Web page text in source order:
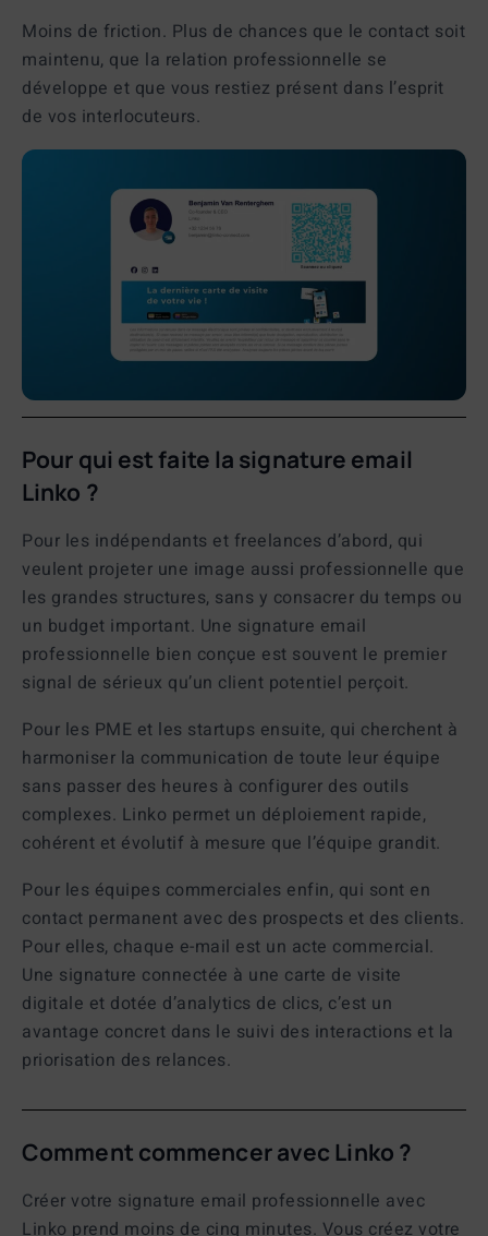
Moins de friction. Plus de chances que le contact soit
maintenu, que la relation professionnelle se
développe et que vous restiez présent dans l’esprit
de vos interlocuteurs.
Pour qui est faite la signature email
Linko ?
Pour les indépendants et freelances d’abord, qui
veulent projeter une image aussi professionnelle que
les grandes structures, sans y consacrer du temps ou
un budget important. Une signature email
professionnelle bien conçue est souvent le premier
signal de sérieux qu’un client potentiel perçoit.
Pour les PME et les startups ensuite, qui cherchent à
harmoniser la communication de toute leur équipe
sans passer des heures à configurer des outils
complexes. Linko permet un déploiement rapide,
cohérent et évolutif à mesure que l’équipe grandit.
Pour les équipes commerciales enfin, qui sont en
contact permanent avec des prospects et des clients.
Pour elles, chaque e-mail est un acte commercial.
Une signature connectée à une carte de visite
digitale et dotée d’analytics de clics, c’est un
avantage concret dans le suivi des interactions et la
priorisation des relances.
Comment commencer avec Linko ?
Créer votre signature email professionnelle avec
Linko prend moins de cinq minutes. Vous créez votre